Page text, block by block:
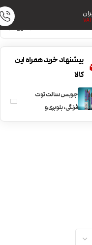
پیشنهاد خرید همراه این
کالا
جویس سالت توت
فرنگی، بلوبری و
تمشک نستی